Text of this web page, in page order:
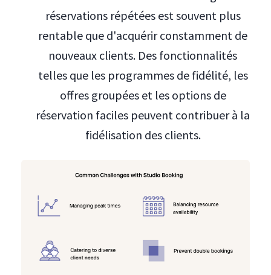
réservations répétées est souvent plus
rentable que d'acquérir constamment de
nouveaux clients. Des fonctionnalités
telles que les programmes de fidélité, les
offres groupées et les options de
réservation faciles peuvent contribuer à la
fidélisation des clients.